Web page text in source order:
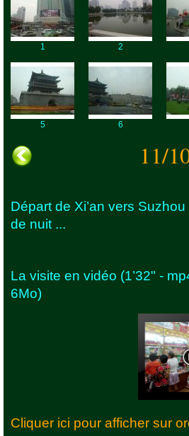
1 2
5 6
11/
Départ de Xi’an vers
de nuit ...
La visite en vidéo (1’32" -
6Mo)
Cliquer ici pour afficher sur